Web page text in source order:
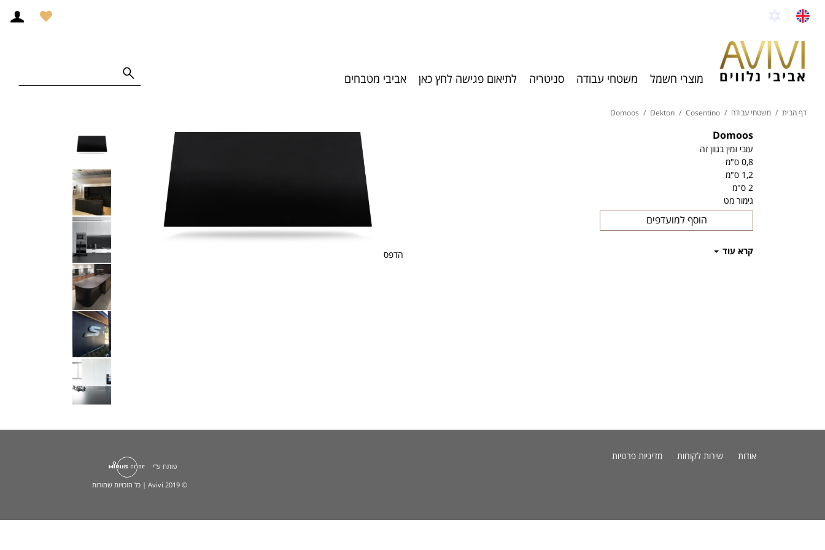
מוצרי חשמל משטחי עבודה סניטריה לתיאום פגישה לחץ כאן אביבי מטבחים
דף הבית / משטחי עבודה /
Cosentino
/
Dekton
/
Domoos
הדפס
Domoos
עובי זמין בגוון זה
0,8 ס"מ
1,2 ס"מ
2 ס"מ
גימור מט
הוסף למועדפים
קרא עוד
אודות שירות לקוחות מדיניות פרטיות
פותח ע"י
© 2019 Avivi | כל הזכויות שמורות